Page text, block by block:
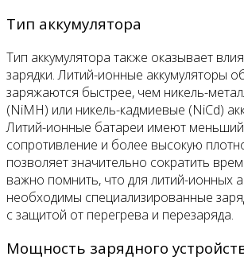
Тип аккумулятора
Тип аккумулятора также оказывает
зарядки. Литий-ионные аккумуляторы
заряжаются быстрее, чем никель-
(NiMH) или никель-кадмиевые (NiCd)
Литий-ионные батареи имеют меньший
сопротивление и более высокую
позволяет значительно сократить
важно помнить, что для литий-ионных
необходимы специализированные
с защитой от перегрева и перезаряда.
Мощность зарядного